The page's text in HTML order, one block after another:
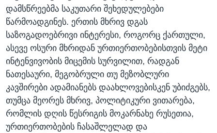
დამსწრეებმა საკუთარი შეხედულებები
წარმოადგინეს. ერთის მხრივ დგას
საზოგადოებრივი ინტერესი, როგორც ქართული,
ასევე ოსური მხრიდან ურთიერთობებისთვის მეტი
ინტენვივობის მიცემის სურვილით, რადგან
ნათესაური, მეგობრული თუ მეზობლური
კავშირები ადამიანებს დაახლოვებისკენ უბიძგებს,
თუმცა მეორეს მხრივ, პოლიტიკური ვითარება,
რომლის დღის წესრიგის მოკარნახე რუსეთია,
ურთიერთობების ჩასაშლელად და